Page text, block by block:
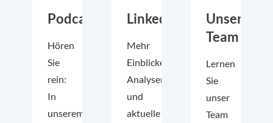
Podcast
Hören
Sie
rein:
In
unserem
LinkedIn
Mehr
Einblicke,
Analysen
und
aktuelle
Unser
Team
Lernen
Sie
unser
Team